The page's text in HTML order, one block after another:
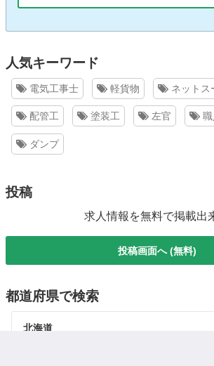
人気キーワード
電気工事士 軽貨物 ネットス
配管工 塗装工 左官 職
ダンプ
投稿
求人情報を無料で掲載出
投稿画面へ (無料)
都道府県で検索
北海道